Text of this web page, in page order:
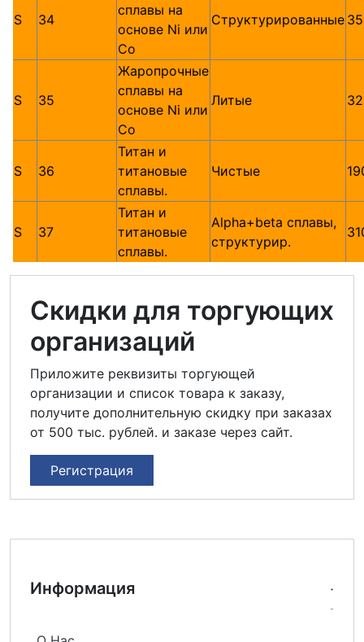
S 34
сплавы на
основе Ni или
Со
Структурированные
S 35
Жаропрочные
сплавы на
основе Ni или
Со
Литые
S 36
Титан и
титановые
сплавы.
Чистые
S 37
Титан и
титановые
сплавы.
Alpha+beta сплавы,
структурир.
Скидки для торгующих
организаций
Приложите реквизиты торгующей
организации и список товара к заказу,
получите дополнительную скидку при заказах
от 500 тыс. рублей. и заказе через сайт.
Регистрация
Информация